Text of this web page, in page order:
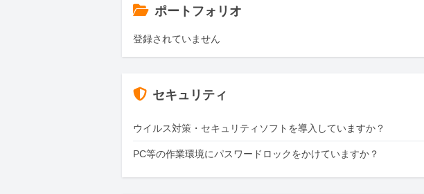
ポートフォリオ
登録されていません
セキュリティ
ウイルス対策・セキュリティソフトを導入していますか？
PC等の作業環境にパスワードロックをかけていますか？